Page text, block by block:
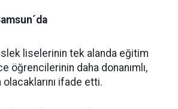
liselerinin tek alanda eğitim
öğrencilerinin daha donanımlı,
ifade etti.